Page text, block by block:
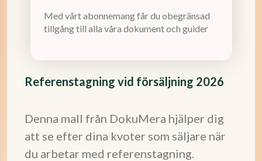
Referenstagning vid försäljning 2026
Denna mall från DokuMera hjälper dig
att se efter dina kvoter som säljare när
du arbetar med referenstagning.
Med vårt abonnemang får du obegränsad
tillgång till alla våra dokument och guider